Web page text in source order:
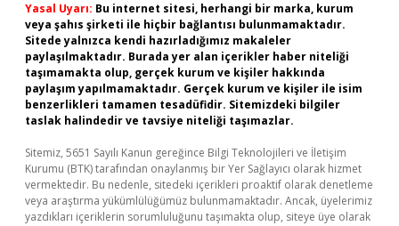
Yasal Uyarı: Bu internet sitesi, herhangi bir marka, kurum
veya şahıs şirketi ile hiçbir bağlantısı bulunmamaktadır.
Sitede yalnızca kendi hazırladığımız makaleler
paylaşılmaktadır. Burada yer alan içerikler haber niteliği
taşımamakta olup, gerçek kurum ve kişiler hakkında
paylaşım yapılmamaktadır. Gerçek kurum ve kişiler ile isim
benzerlikleri tamamen tesadüfidir. Sitemizdeki bilgiler
taslak halindedir ve tavsiye niteliği taşımazlar.
Sitemiz, 5651 Sayılı Kanun gereğince Bilgi Teknolojileri ve İletişim
Kurumu (BTK) tarafından onaylanmış bir Yer Sağlayıcı olarak hizmet
vermektedir. Bu nedenle, sitedeki içerikleri proaktif olarak denetleme
veya araştırma yükümlülüğümüz bulunmamaktadır. Ancak, üyelerimiz
yazdıkları içeriklerin sorumluluğunu taşımakta olup, siteye üye olarak